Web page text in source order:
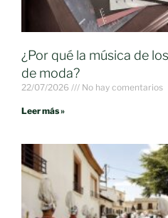
¿Por qué la música de
de moda?
22/07/2026 No hay comentarios
Leer más »